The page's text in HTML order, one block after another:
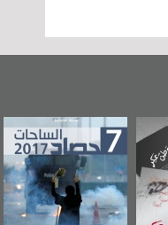
عاشوراء البحرين...
ويكيليكس السفارة
الأمريكية